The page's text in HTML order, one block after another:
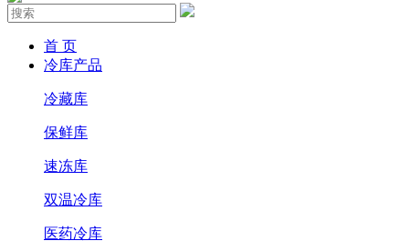
首 页
冷库产品
冷藏库
保鲜库
速冻库
双温冷库
医药冷库